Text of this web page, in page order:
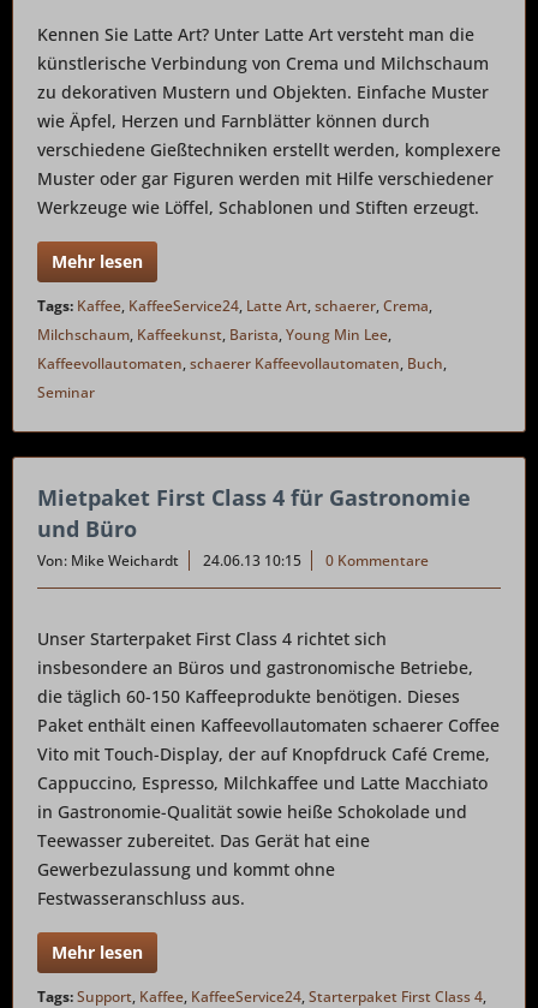
Kennen Sie Latte Art? Unter Latte Art versteht man die
künstlerische Verbindung von Crema und Milchschaum
zu dekorativen Mustern und Objekten. Einfache Muster
wie Äpfel, Herzen und Farnblätter können durch
verschiedene Gießtechniken erstellt werden, komplexere
Muster oder gar Figuren werden mit Hilfe verschiedener
Werkzeuge wie Löffel, Schablonen und Stiften erzeugt.
Mehr lesen
Tags: Kaffee, KaffeeService24, Latte Art,schaerer,Crema,
Milchschaum, Kaffeekunst, Barista,Young Min Lee,
Kaffeevollautomaten,schaerer Kaffeevollautomaten, Buch,
Seminar
Mietpaket First Class 4 für Gastronomie
und Büro
Von: Mike Weichardt 24.06.13 10:15 0 Kommentare
Unser Starterpaket First Class 4 richtet sich
insbesondere an Büros und gastronomische Betriebe,
die täglich 60-150 Kaffeeprodukte benötigen. Dieses
Paket enthält einen Kaffeevollautomaten schaerer Coffee
Vito mit Touch-Display, der auf Knopfdruck Café Creme,
Cappuccino, Espresso, Milchkaffee und Latte Macchiato
in Gastronomie-Qualität sowie heiße Schokolade und
Teewasser zubereitet. Das Gerät hat eine
Gewerbezulassung und kommt ohne
Festwasseranschluss aus.
Mehr lesen
Tags:Support, Kaffee, KaffeeService24,Starterpaket First Class 4,